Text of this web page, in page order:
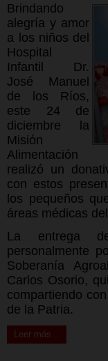
Brindando
alegría y amor
a los niños del
Hospital
Infantil Dr.
José Manuel
de los Ríos,
este 24 de
diciembre la
Misión
Alimentación
realizó un
con estos
los pequeños
áreas médicas
La entrega
personalmente
Soberanía
Carlos Osorio,
compartiendo
de la Patria.
Leer más...